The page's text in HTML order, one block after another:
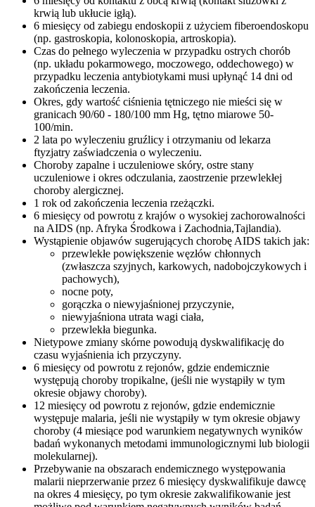
krwią lub ukłucie igłą).
6 miesięcy od zabiegu endoskopii z użyciem fiberoendoskopu
(np. gastroskopia, kolonoskopia, artroskopia).
Czas do pełnego wyleczenia w przypadku ostrych chorób
(np. układu pokarmowego, moczowego, oddechowego) w
przypadku leczenia antybiotykami musi upłynąć 14 dni od
zakończenia leczenia.
Okres, gdy wartość ciśnienia tętniczego nie mieści się w
granicach 90/60 - 180/100 mm Hg, tętno miarowe 50-
100/min.
2 lata po wyleczeniu gruźlicy i otrzymaniu od lekarza
ftyzjatry zaświadczenia o wyleczeniu.
Choroby zapalne i uczuleniowe skóry, ostre stany
uczuleniowe i okres odczulania, zaostrzenie przewlekłej
choroby alergicznej.
1 rok od zakończenia leczenia rzeżączki.
6 miesięcy od powrotu z krajów o wysokiej zachorowalności
na AIDS (np. Afryka Środkowa i Zachodnia,Tajlandia).
Wystąpienie objawów sugerujących chorobę AIDS takich jak:
przewlekłe powiększenie węzłów chłonnych
(zwłaszcza szyjnych, karkowych, nadobojczykowych i
pachowych),
nocne poty,
gorączka o niewyjaśnionej przyczynie,
niewyjaśniona utrata wagi ciała,
przewlekła biegunka.
Nietypowe zmiany skórne powodują dyskwalifikację do
czasu wyjaśnienia ich przyczyny.
6 miesięcy od powrotu z rejonów, gdzie endemicznie
występują choroby tropikalne, (jeśli nie wystąpiły w tym
okresie objawy choroby).
12 miesięcy od powrotu z rejonów, gdzie endemicznie
występuje malaria, jeśli nie wystąpiły w tym okresie objawy
choroby (4 miesiące pod warunkiem negatywnych wyników
badań wykonanych metodami immunologicznymi lub biologii
molekularnej).
Przebywanie na obszarach endemicznego występowania
malarii nieprzerwanie przez 6 miesięcy dyskwalifikuje dawcę
na okres 4 miesięcy, po tym okresie zakwalifikowanie jest